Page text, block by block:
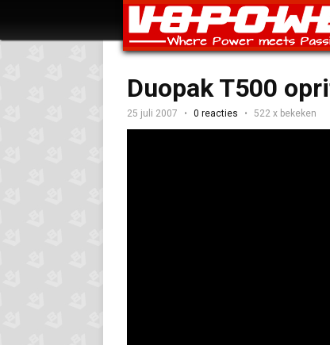
Duopak T500
25 juli 2007 0 reacties 522 x bekeken